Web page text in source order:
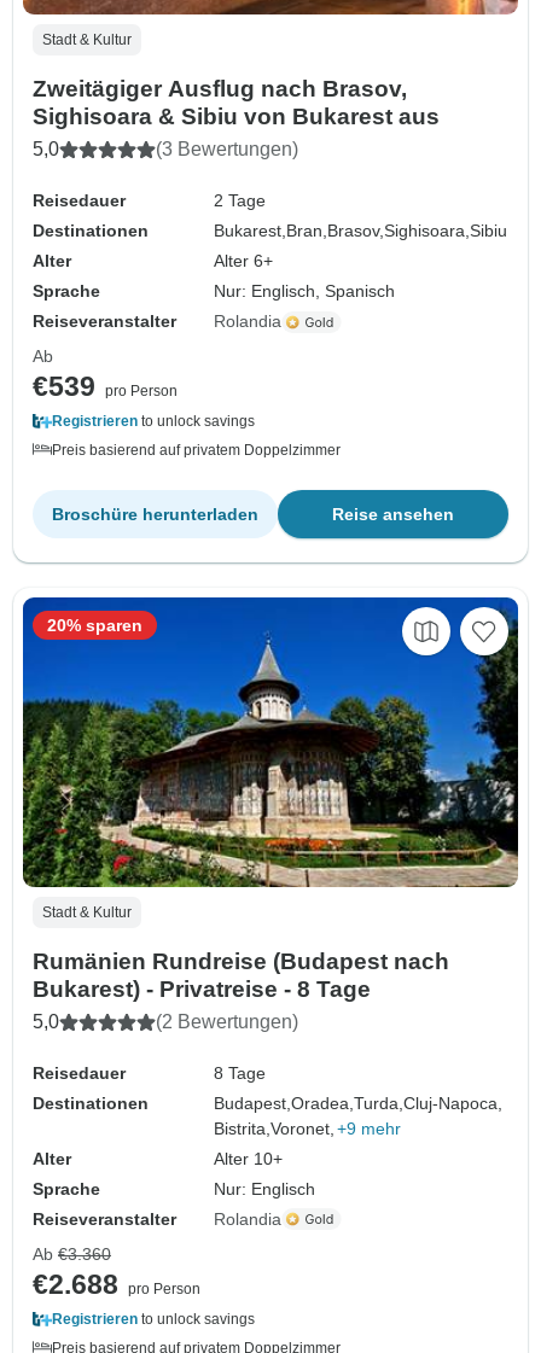
Stadt & Kultur
Zweitägiger Ausflug nach Brasov,
Sighisoara & Sibiu von Bukarest aus
5,0 (3 Bewertungen)
Reisedauer
2 Tage
Destinationen
Bukarest,Bran,Brasov,Sighisoara,Sibiu
Alter
Alter 6+
Sprache
Nur: Englisch, Spanisch
Reiseveranstalter
Rolandia
Ab
€539
pro Person
Registrieren to unlock savings
Preis basierend auf privatem Doppelzimmer
Reise ansehen
Broschüre herunterladen
Stadt & Kultur
Rumänien Rundreise (Budapest nach
Bukarest) - Privatreise - 8 Tage
5,0 (2 Bewertungen)
Reisedauer
8 Tage
Destinationen
Budapest,Oradea,Turda,Cluj-Napoca,
Bistrita,Voronet, +9 mehr
Alter
Alter 10+
Sprache
Nur: Englisch
Reiseveranstalter
Rolandia
20% sparen
Ab €3.360
€2.688
pro Person
Registrieren to unlock savings
Preis basierend auf privatem Doppelzimmer